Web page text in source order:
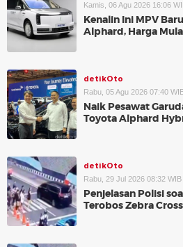
Kamis, 06 Agu 2026 16:06
Kenalin Ini MPV
Alphard, Harga
detikOto
Rabu, 05 Agu 2026 07:40
Naik Pesawat
Toyota Alphard
detikOto
Rabu, 29 Jul 2026 08:32 WIB
Penjelasan Polisi
Terobos Zebra